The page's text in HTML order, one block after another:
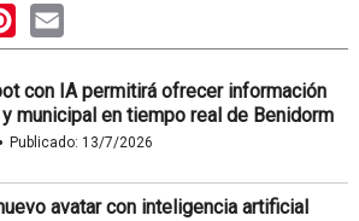
PinterestEmail
con IA permitirá ofrecer información
municipal en tiempo real de Benidorm
Publicado: 13/7/2026
avatar con inteligencia artificial